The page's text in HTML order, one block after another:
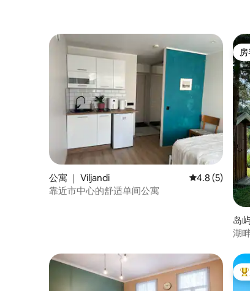
公寓 ｜ Viljandi 平均评分 4.8
4.8 (5)
靠近市中心的舒适单间公寓
房
岛
湖
热